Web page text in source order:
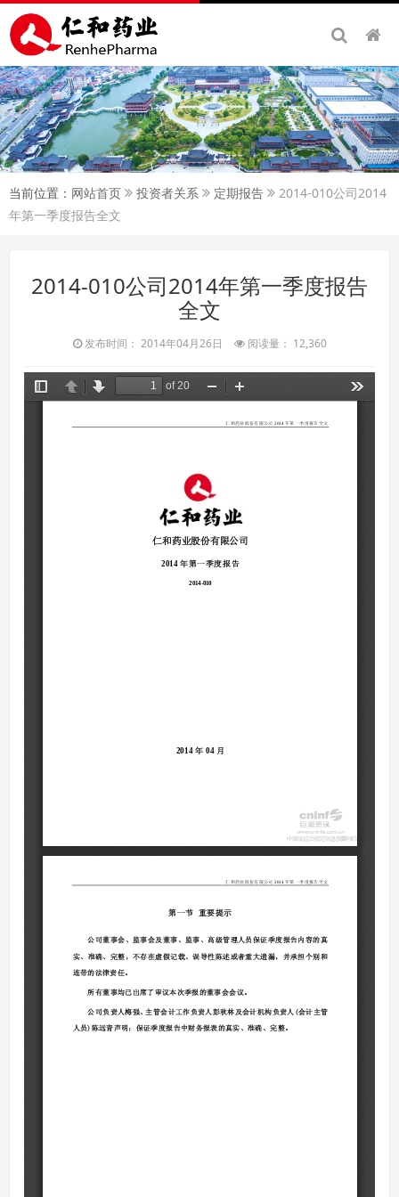
当前位置： 网站首页 投资者关系 定期报告
2014-010公司2014
年第一季度报告全文
2014-010公司2014年第一季度报告
全文
发布时间： 2014年04月26日 阅读量： 12,360